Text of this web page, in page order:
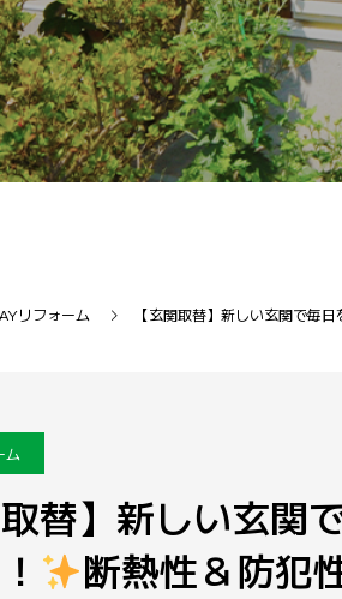
リフォーム 【玄関取替】新しい玄関で毎
ム
取替】新しい玄関
断熱性＆防犯